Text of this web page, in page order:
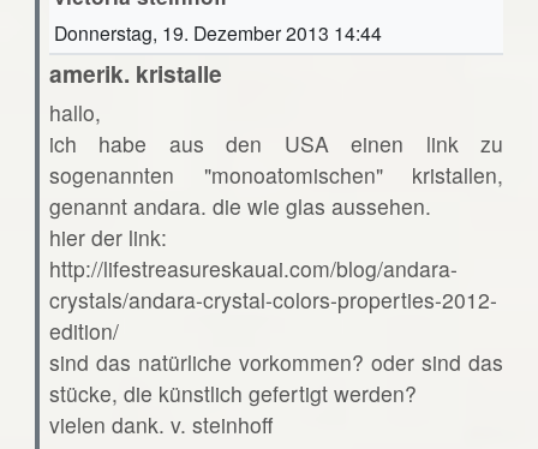
Donnerstag, 19. Dezember 2013 14:44
amerik. kristalle
hallo,
ich habe aus den USA einen link zu
sogenannten "monoatomischen" kristallen,
genannt andara. die wie glas aussehen.
hier der link:
http://lifestreasureskauai.com/blog/andara-
crystals/andara-crystal-colors-properties-2012-
edition/
sind das natürliche vorkommen? oder sind das
stücke, die künstlich gefertigt werden?
vielen dank. v. steinhoff